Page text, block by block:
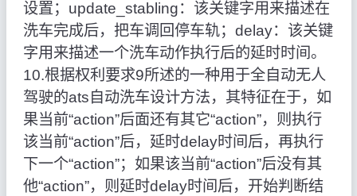
设置；update_stabling：该关键字用来描述在
洗车完成后，把车调回停车轨；delay：该关键
字用来描述一个洗车动作执行后的延时时间。
10.根据权利要求9所述的一种用于全自动无人
驾驶的ats自动洗车设计方法，其特征在于，如
果当前“action”后面还有其它“action”，则执行
该当前“action”后，延时delay时间后，再执行
下一个“action”；如果该当前“action”后没有其
他“action”，则延时delay时间后，开始判断结